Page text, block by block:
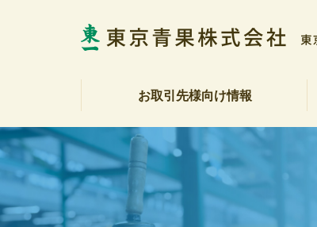
お取引先様向け情報
相場表・入荷数量報告書
野菜・果実展望
トピックス・お知らせ
商品紹介
注文受注室
販促カレンダー
産地カレンダー
公表資料（受託契約約款等）